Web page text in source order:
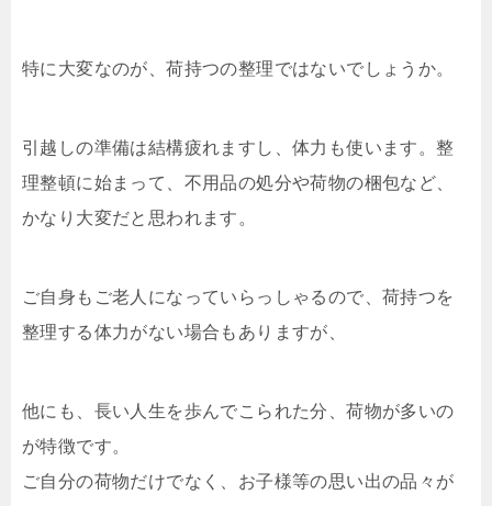
特に大変なのが、荷持つの整理ではないでしょうか。
引越しの準備は結構疲れますし、体力も使います。整
理整頓に始まって、不用品の処分や荷物の梱包など、
かなり大変だと思われます。
ご自身もご老人になっていらっしゃるので、荷持つを
整理する体力がない場合もありますが、
他にも、長い人生を歩んでこられた分、荷物が多いの
が特徴です。
ご自分の荷物だけでなく、お子様等の思い出の品々が